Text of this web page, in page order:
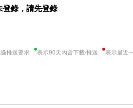
登錄，請先登錄
推送要求 表示90天內曾下載/推送 表示最近